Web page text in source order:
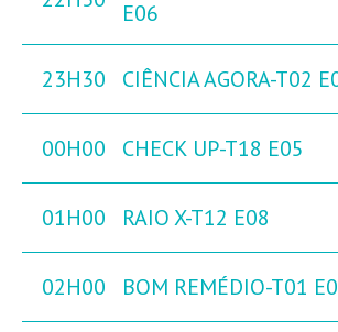
E06
23H30 CIÊNCIA AGORA-T02
00H00 CHECK UP-T18 E05
01H00 RAIO X-T12 E08
02H00 BOM REMÉDIO-T01